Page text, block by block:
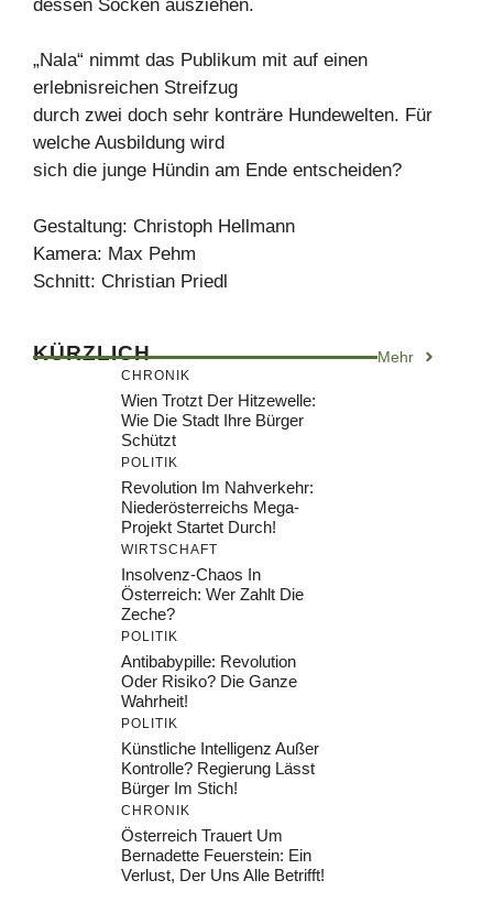
dessen Socken ausziehen.
„Nala“ nimmt das Publikum mit auf einen
erlebnisreichen Streifzug
durch zwei doch sehr konträre Hundewelten. Für
welche Ausbildung wird
sich die junge Hündin am Ende entscheiden?
Gestaltung: Christoph Hellmann
Kamera: Max Pehm
Schnitt: Christian Priedl
KÜRZLICH Mehr
CHRONIK
Wien Trotzt Der Hitzewelle:
Wie Die Stadt Ihre Bürger
Schützt
POLITIK
Revolution Im Nahverkehr:
Niederösterreichs Mega-
Projekt Startet Durch!
WIRTSCHAFT
Insolvenz-Chaos In
Österreich: Wer Zahlt Die
Zeche?
POLITIK
Antibabypille: Revolution
Oder Risiko? Die Ganze
Wahrheit!
POLITIK
Künstliche Intelligenz Außer
Kontrolle? Regierung Lässt
Bürger Im Stich!
CHRONIK
Österreich Trauert Um
Bernadette Feuerstein: Ein
Verlust, Der Uns Alle Betrifft!